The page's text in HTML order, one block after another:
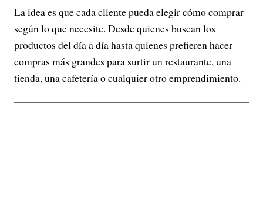
La idea es que cada cliente pueda elegir cómo comprar
según lo que necesite. Desde quienes buscan los
productos del día a día hasta quienes prefieren hacer
compras más grandes para surtir un restaurante, una
tienda, una cafetería o cualquier otro emprendimiento.